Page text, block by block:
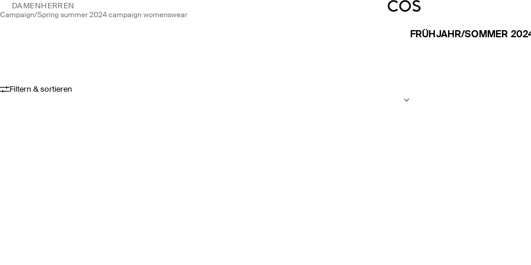
DAMEN HERREN
campaign/ spring summer 2024 campaign womenswear
FRÜHJAHR/SOMMER
Filtern & sortieren